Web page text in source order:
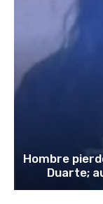
Hombre
Duarte;